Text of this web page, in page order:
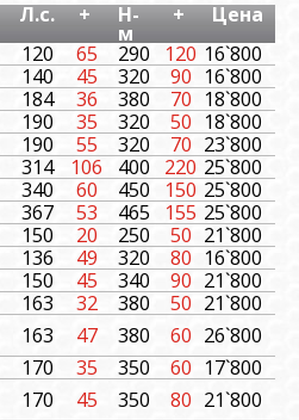
Л.с. + Н-
м
+
Цена
120 65 290 120 16`800
140 45 320 90 16`800
184 36 380 70 18`800
190 35 320 50 18`800
190 55 320 70 23`800
314 106 400 220 25`800
340 60 450 150 25`800
367 53 465 155 25`800
150 20 250 50 21`800
136 49 320 80 16`800
150 45 340 90 21`800
163 32 380 50 21`800
163 47 380 60 26`800
170 35 350 60 17`800
170 45 350 80 21`800